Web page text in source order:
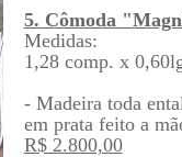
5. Cômoda
Medidas:
1,28 comp. x
- Madeira toda
em prata feito a
R$ 2.800,00